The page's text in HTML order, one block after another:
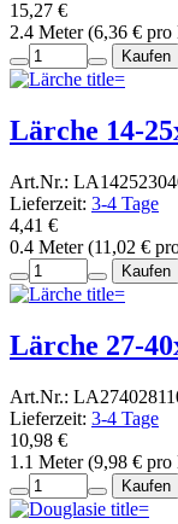
15,27 €
2.4 Meter (6,36 € pro
Kaufen
Lärche 14-
Art.Nr.:
Lieferzeit: 3-4 Tage
4,41 €
0.4 Meter (11,02 €
Kaufen
Lärche 27-
Art.Nr.:
Lieferzeit: 3-4 Tage
10,98 €
1.1 Meter (9,98 € pro
Kaufen